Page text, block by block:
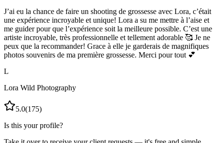
J’ai eu la chance de faire un shooting de grossesse avec Lora, c’était
une expérience incroyable et unique! Lora a su me mettre à l’aise et
me guider pour que l’expérience soit la meilleure possible. C’est une
artiste incroyable, très professionnelle et tellement adorable 🥰 Je ne
peux que la recommander! Grace à elle je garderais de magnifiques
photos souvenirs de ma première grossesse. Merci pour tout 💕
L
Lora Wild Photography
5.0(175)
Is this your profile?